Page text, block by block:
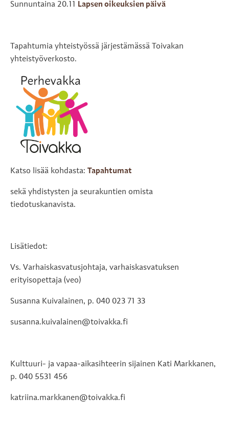
Sunnuntaina 20.11 Lapsen oikeuksien päivä
Tapahtumia yhteistyössä järjestämässä Toivakan
yhteistyöverkosto.
Katso lisää kohdasta: Tapahtumat
sekä yhdistysten ja seurakuntien omista
tiedotuskanavista.
Lisätiedot:
Vs. Varhaiskasvatusjohtaja, varhaiskasvatuksen
erityisopettaja (veo)
Susanna Kuivalainen, p. 040 023 71 33
susanna.kuivalainen@toivakka.fi
Kulttuuri- ja vapaa-aikasihteerin sijainen Kati Markkanen,
p. 040 5531 456
katriina.markkanen@toivakka.fi